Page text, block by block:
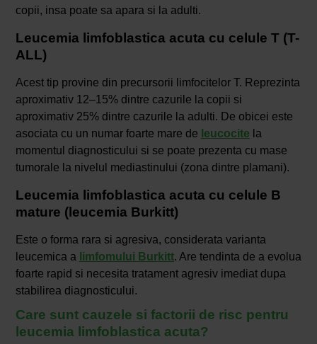
copii, insa poate sa apara si la adulti.
Leucemia limfoblastica acuta cu celule T (T-
ALL)
Acest tip provine din precursorii limfocitelor T. Reprezinta
aproximativ 12–15% dintre cazurile la copii si
aproximativ 25% dintre cazurile la adulti. De obicei este
asociata cu un numar foarte mare de leucocite la
momentul diagnosticului si se poate prezenta cu mase
tumorale la nivelul mediastinului (zona dintre plamani).
Leucemia limfoblastica acuta cu celule B
mature (leucemia Burkitt)
Este o forma rara si agresiva, considerata varianta
leucemica a limfomului Burkitt. Are tendinta de a evolua
foarte rapid si necesita tratament agresiv imediat dupa
stabilirea diagnosticului.
Care sunt cauzele si factorii de risc pentru
leucemia limfoblastica acuta?